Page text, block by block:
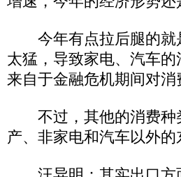
今年有点拉后腿的就
太猛，导致家电、汽车
来自于金融危机期间对消
不过，其他的消费种
产、非家电和汽车以外